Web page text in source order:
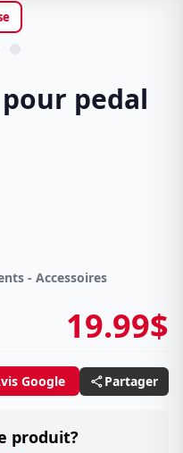
pedal
- Accessoires
19.99$
Google Partager
produit?